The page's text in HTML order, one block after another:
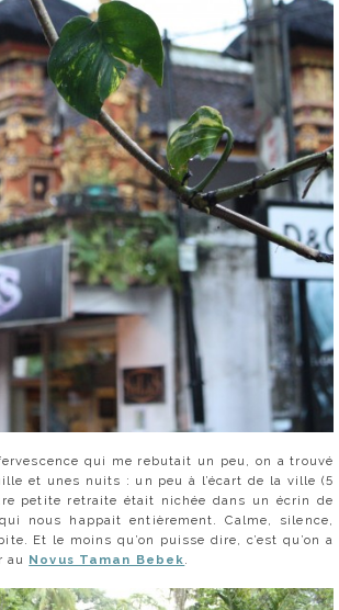
qui me rebutait un peu, on a trouvé
et unes nuits : un peu à l’écart de la ville (5
petite retraite était nichée dans un écrin de
nous happait entièrement. Calme, silence,
Et le moins qu’on puisse dire, c’est qu’on a
au Novus Taman Bebek.